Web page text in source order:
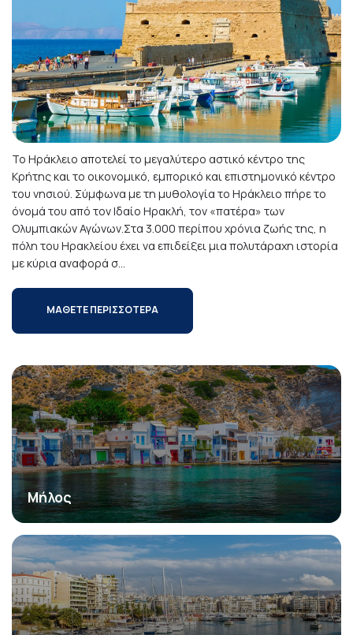
Το Ηράκλειο αποτελεί το μεγαλύτερο αστικό κέντρο της
Κρήτης και το οικονομικό, εμπορικό και επιστημονικό κέντρο
του νησιού. Σύμφωνα με τη μυθολογία το Ηράκλειο πήρε το
όνομά του από τον Ιδαίο Ηρακλή, τον «πατέρα» των
Ολυμπιακών Αγώνων.Στα 3.000 περίπου χρόνια ζωής της, η
πόλη του Ηρακλείου έχει να επιδείξει μια πολυτάραχη ιστορία
με κύρια αναφορά σ...
ΜΑΘΕΤΕ ΠΕΡΙΣΣΟΤΕΡΑ
Μήλος